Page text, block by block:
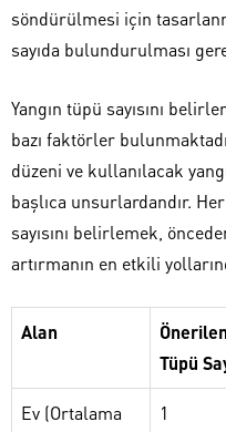
söndürülmesi için
sayıda bulundurulması
Yangın tüpü sayısını
bazı faktörler
düzeni ve kullanılacak
başlıca unsurlardandır.
sayısını belirlemek,
artırmanın en etkili
Alan
Tüpü
Ev (Ortalama
1